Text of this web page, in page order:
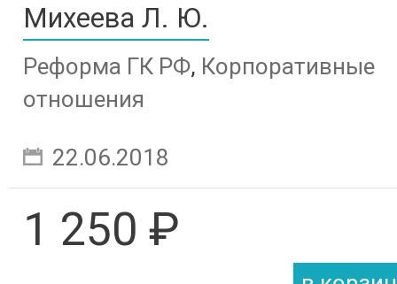
Михеева Л. Ю.
Реформа ГК РФ, Корпоративные
отношения
22.06.2018
1 250 ₽